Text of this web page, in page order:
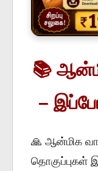
📚
–
🙏 ஆன்மிக
தொகுப்புகள்